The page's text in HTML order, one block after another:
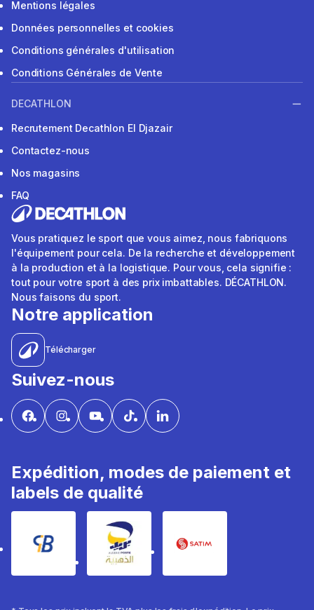
Mentions légales
Données personnelles et cookies
Conditions générales d'utilisation
Conditions Générales de Vente
DECATHLON
Recrutement Decathlon El Djazair
Contactez-nous
Nos magasins
FAQ
Vous pratiquez le sport que vous aimez, nous fabriquons
l'équipement pour cela. De la recherche et développement
à la production et à la logistique. Pour vous, cela signifie :
tout pour votre sport à des prix imbattables. DÉCATHLON.
Nous faisons du sport.
Notre application
Télécharger
Suivez-nous
Expédition, modes de paiement et
labels de qualité